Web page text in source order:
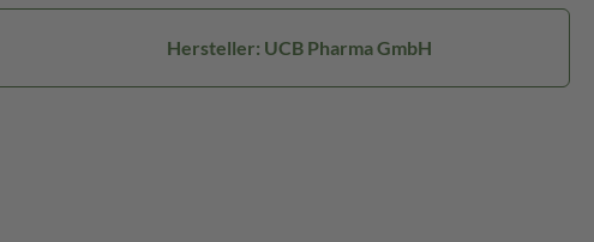
Hersteller: UCB Pharma GmbH